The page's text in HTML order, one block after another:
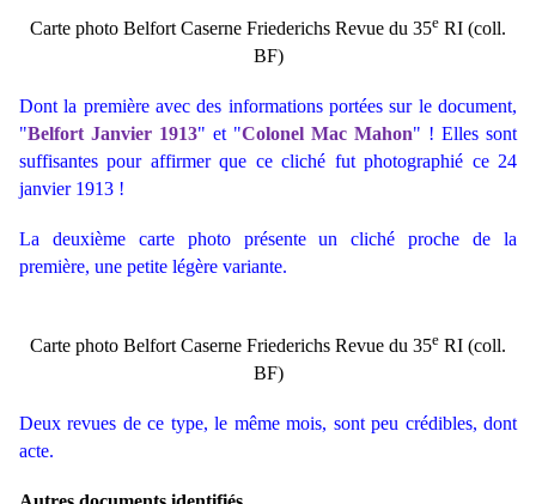
Carte photo Belfort Caserne Friederichs Revue du 35e RI (coll.
BF)
Dont la première avec des informations portées sur le document,
"Belfort Janvier 1913" et "Colonel Mac Mahon" ! Elles sont
suffisantes pour affirmer que ce cliché fut photographié ce 24
janvier 1913 !
La deuxième carte photo présente un cliché proche de la
première, une petite légère variante.
Carte photo Belfort Caserne Friederichs Revue du 35e RI (coll.
BF)
Deux revues de ce type, le même mois, sont peu crédibles, dont
acte.